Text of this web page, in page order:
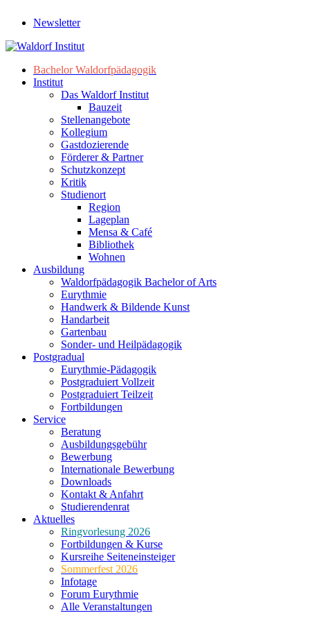
Newsletter
Bachelor Waldorfpädagogik
Institut
Das Waldorf Institut
Bauzeit
Stellenangebote
Kollegium
Gastdozierende
Förderer & Partner
Schutzkonzept
Kritik
Studienort
Region
Lageplan
Mensa & Café
Bibliothek
Wohnen
Ausbildung
Waldorfpädagogik Bachelor of Arts
Eurythmie
Handwerk & Bildende Kunst
Handarbeit
Gartenbau
Sonder- und Heilpädagogik
Postgradual
Eurythmie-Pädagogik
Postgraduiert Vollzeit
Postgraduiert Teilzeit
Fortbildungen
Service
Beratung
Ausbildungsgebühr
Bewerbung
Internationale Bewerbung
Downloads
Kontakt & Anfahrt
Studierendenrat
Aktuelles
Ringvorlesung 2026
Fortbildungen & Kurse
Kursreihe Seiteneinsteiger
Sommerfest 2026
Infotage
Forum Eurythmie
Alle Veranstaltungen